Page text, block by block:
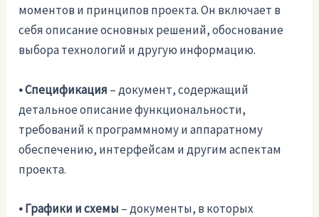
моментов и принципов проекта. Он включает в
себя описание основных решений, обоснование
выбора технологий и другую информацию.
• Спецификация – документ, содержащий
детальное описание функциональности,
требований к программному и аппаратному
обеспечению, интерфейсам и другим аспектам
проекта.
• Графики и схемы – документы, в которых